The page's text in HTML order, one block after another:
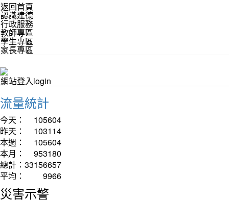
返回首頁
認識建德
行政服務
教師專區
學生專區
家長專區
網站登入login
流量統計
今天：
105604
昨天：
103114
本週：
105604
本月：
953180
總計： 33156657
平均：
9966
災害示警